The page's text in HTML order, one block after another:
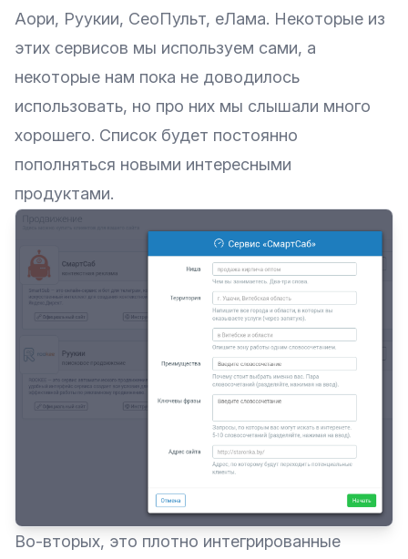
Аори, Руукии, СеоПульт, еЛама. Некоторые из
этих сервисов мы используем сами, а
некоторые нам пока не доводилось
использовать, но про них мы слышали много
хорошего. Список будет постоянно
пополняться новыми интересными
продуктами.
Во-вторых, это плотно интегрированные